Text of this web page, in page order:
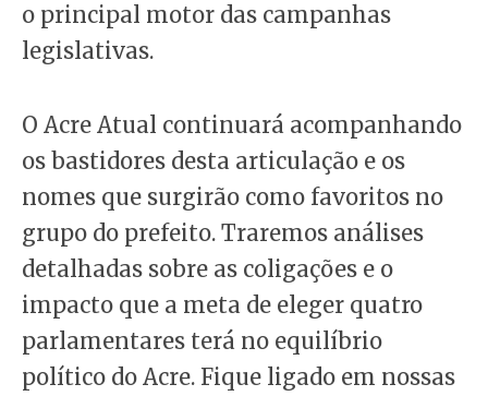
o principal motor das campanhas
legislativas.
O Acre Atual continuará acompanhando
os bastidores desta articulação e os
nomes que surgirão como favoritos no
grupo do prefeito. Traremos análises
detalhadas sobre as coligações e o
impacto que a meta de eleger quatro
parlamentares terá no equilíbrio
político do Acre. Fique ligado em nossas